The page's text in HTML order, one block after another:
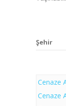
Şehir
Cenaze
Cenaze